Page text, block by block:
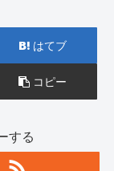
はてブ
コピー
する